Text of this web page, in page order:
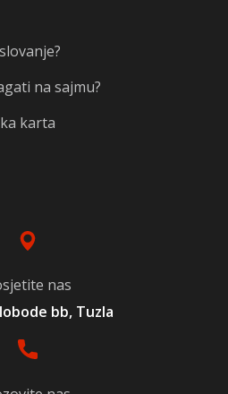
na sajmu?
karta
nas
bb, Tuzla